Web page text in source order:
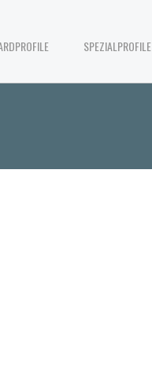
SPEZIALPROFILE